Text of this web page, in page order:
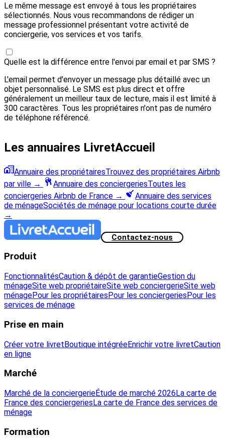
Le même message est envoyé à tous les propriétaires
sélectionnés. Nous vous recommandons de rédiger un
message professionnel présentant votre activité de
conciergerie, vos services et vos tarifs.
Quelle est la différence entre l'envoi par email et par SMS ?
L'email permet d'envoyer un message plus détaillé avec un
objet personnalisé. Le SMS est plus direct et offre
généralement un meilleur taux de lecture, mais il est limité à
300 caractères. Tous les propriétaires n'ont pas de numéro
de téléphone référencé.
Les annuaires LivretAccueil
Annuaire des propriétairesTrouvez des propriétaires Airbnb
par ville → Annuaire des conciergeriesToutes les
conciergeries Airbnb de France →
Annuaire des services
de ménageSociétés de ménage pour locations courte durée
→
Contactez-nous
Produit
FonctionnalitésCaution & dépôt de garantieGestion du
ménageSite web propriétaireSite web conciergerieSite web
ménagePour les propriétaires Pour les conciergeries Pour les
services de ménage
Prise en main
Créer votre livretBoutique intégréeEnrichir votre livretCaution
en ligne
Marché
Marché de la conciergerieÉtude de marché 2026La carte de
France des conciergeriesLa carte de France des services de
ménage
Formation